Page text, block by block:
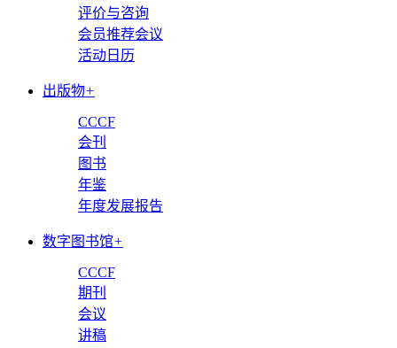
评价与咨询
会员推荐会议
活动日历
出版物+
CCCF
会刊
图书
年鉴
年度发展报告
数字图书馆+
CCCF
期刊
会议
讲稿